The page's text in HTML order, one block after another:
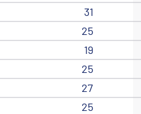
31
25
19
25
27
25